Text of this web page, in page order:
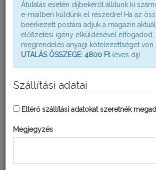
FORGALMAZÁSI
Használat előtt feltétlenül olvassa el a
Használat előtt feltétlenül olvassa el a
MILYEN
HASZNÁLATOS:
BURGONYA
Átutalás esetén díjbekérőt állítunk ki
e-mailben küldünk el részedre! Ha az
beérkezett postára adjuk a magazin
előfizetési igény elküldésével elfogadod,
megrendelés anyagi kötelezettséget von
UTALÁS ÖSSZEGE: 4800 Ft (éves díj)
Szállítási adatai
Eltérő szállítási adatokat szeretnék
Megjegyzés